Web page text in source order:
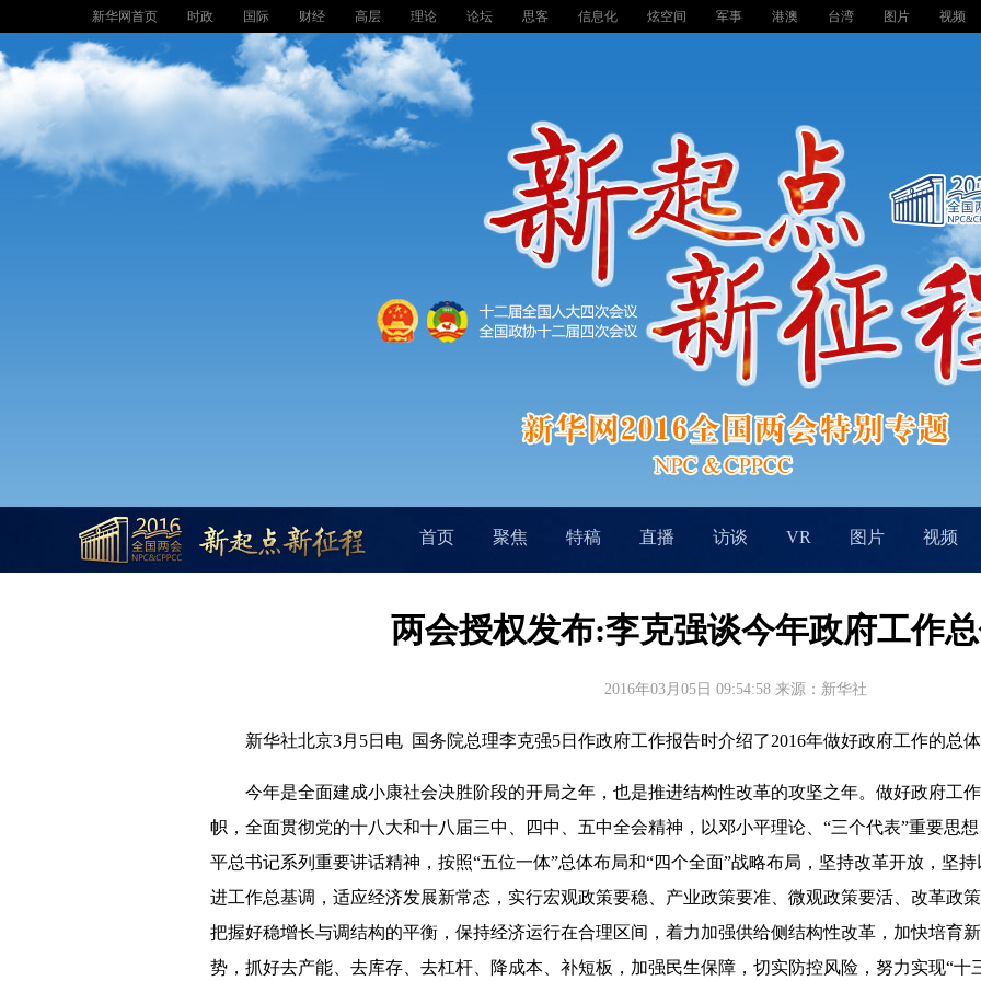
新华网首页 时政 国际 财经 高层 理论 论坛 思客 信息化 炫空间 军事 港澳 台湾 图片 视频
首页 聚焦 特稿 直播 访谈 VR 图片 视频
两会授权发布:李克强谈今年政府工作
2016年03月05日 09:54:58 来源：新华社
新华社北京3月5日电 国务院总理李克强5日作政府工作报告时介绍了2016年做好政府工作的总
今年是全面建成小康社会决胜阶段的开局之年，也是推进结构性改革的攻坚之年。做好政府工
帜，全面贯彻党的十八大和十八届三中、四中、五中全会精神，以邓小平理论、“三个代表”重要思
平总书记系列重要讲话精神，按照“五位一体”总体布局和“四个全面”战略布局，坚持改革开放，坚
进工作总基调，适应经济发展新常态，实行宏观政策要稳、产业政策要准、微观政策要活、改革政
把握好稳增长与调结构的平衡，保持经济运行在合理区间，着力加强供给侧结构性改革，加快培育
势，抓好去产能、去库存、去杠杆、降成本、补短板，加强民生保障，切实防控风险，努力实现“十